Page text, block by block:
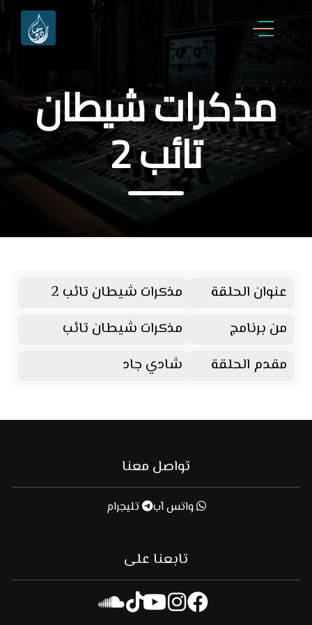
مذكرات شيطان
تائب 2
عنوان الحلقة
مذكرات شيطان تائب 2
من برنامج
مذكرات شيطان تائب
مقدم الحلقة
شادي جاد
تواصل معنا
واتس آب تليجرام
تابعنا على